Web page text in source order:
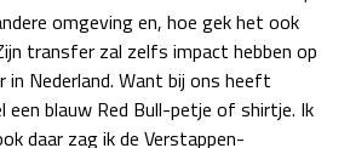
omgeving en, hoe gek het ook
transfer zal zelfs impact hebben op
Nederland. Want bij ons heeft
een blauw Red Bull-petje of shirtje. Ik
daar zag ik de Verstappen-